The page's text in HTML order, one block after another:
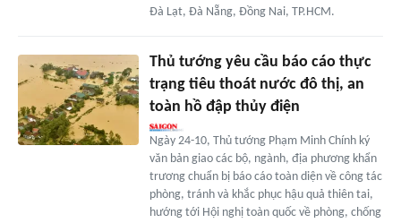
Đà Lạt, Đà Nẵng, Đồng Nai, TP.HCM.
Thủ tướng yêu cầu báo cáo thực
trạng tiêu thoát nước đô thị, an
toàn hồ đập thủy điện
Ngày 24-10, Thủ tướng Phạm Minh Chính ký
văn bản giao các bộ, ngành, địa phương khẩn
trương chuẩn bị báo cáo toàn diện về công tác
phòng, tránh và khắc phục hậu quả thiên tai,
hướng tới Hội nghị toàn quốc về phòng, chống